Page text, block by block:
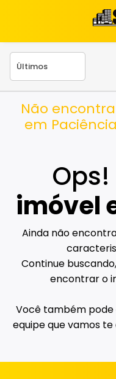
Não
em
Ops!
imóvel
Ainda não
Continue
encontrar o
Você também pode
equipe que vamos